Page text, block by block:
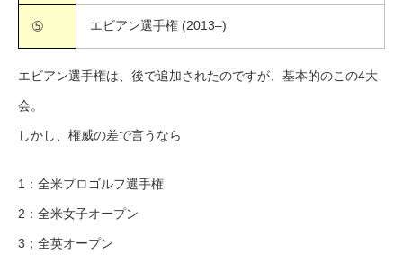
➄ エビアン選手権 (2013–)
エビアン選手権は、後で追加されたのですが、基本的のこの4大
会。
しかし、権威の差で言うなら
1：全米プロゴルフ選手権
2：全米女子オープン
3；全英オープン